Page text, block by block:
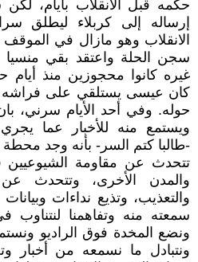
حكمه قبل الانقلاب بأيام،
إرساله إلى كربلاء ليطلق
الانقلاب وهو مازال في
سجن الحلة واعتقد بقي
غيره كانوا محجوزين منذ
كان عيسى يستلقي على فراشه
حوله. وفي أحد الأيام سرني، بان
ويستمع منه للأخبار عما
-طالبا كتم السر- بأنه وجد
تتحدث عن مقاومة
والمدن الأخرى، وتتحدث عن
والتعذيب، وتذيع نداءات
سمعته منه وتفاهمنا لنتناوب
ونضع المخدة فوق الراديو
ونتبادل ما نسمعه من أخبار